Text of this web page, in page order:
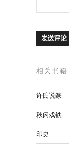
相关书籍
许氏说篆
秋闲戏铁
印史